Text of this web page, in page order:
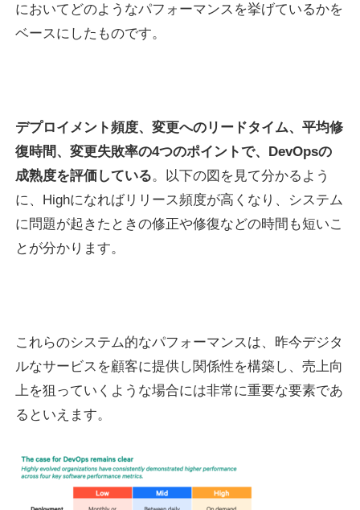
においてどのようなパフォーマンスを挙げているかを
ベースにしたものです。
デプロイメント頻度、変更へのリードタイム、平均修
復時間、変更失敗率の4つのポイントで、DevOpsの
成熟度を評価している。以下の図を見て分かるよう
に、Highになればリリース頻度が高くなり、システム
に問題が起きたときの修正や修復などの時間も短いこ
とが分かります。
これらのシステム的なパフォーマンスは、昨今デジタ
ルなサービスを顧客に提供し関係性を構築し、売上向
上を狙っていくような場合には非常に重要な要素であ
るといえます。